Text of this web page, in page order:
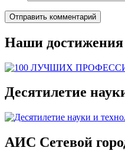
Наши достижения
Десятилетие
АИС Сетевой